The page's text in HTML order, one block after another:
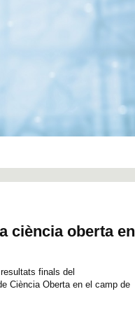
ciència oberta en
finals del
Ciència Oberta en el camp de